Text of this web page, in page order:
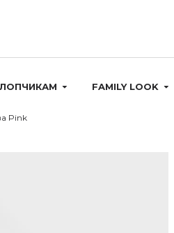
FAMILY LOOK
Pink